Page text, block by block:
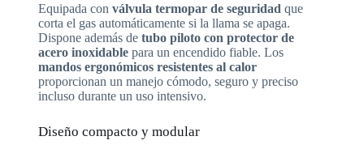
Equipada con válvula termopar de seguridad que
corta el gas automáticamente si la llama se apaga.
Dispone además de tubo piloto con protector de
acero inoxidablepara un encendido fiable. Los
mandos ergonómicos resistentes al calor
proporcionan un manejo cómodo, seguro y preciso
incluso durante un uso intensivo.
Diseño compacto y modular